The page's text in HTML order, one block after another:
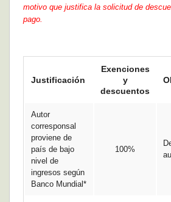
motivo que justifica la solicitud de
pago.
Justificación
Exenciones
y
descuentos
Autor
corresponsal
proviene de
país de bajo
nivel de
ingresos según
Banco Mundial*
100%